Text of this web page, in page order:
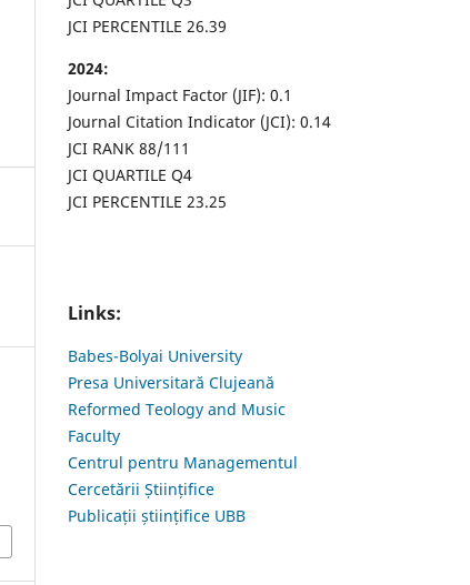
JCI PERCENTILE 26.39
2024:
Journal Impact Factor (JIF): 0.1
Journal Citation Indicator (JCI): 0.14
JCI RANK 88/111
JCI QUARTILE Q4
JCI PERCENTILE 23.25
Links:
Babes-Bolyai University
Presa Universitară Clujeană
Reformed Teology and Music
Faculty
Centrul pentru Managementul
Cercetării Științifice
Publicații științifice UBB